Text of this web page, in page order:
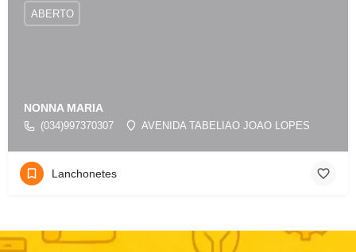
NONNA MARIA
(034)997370307 AVENIDA TABELIAO JOAO LOPES
ABERTO
Lanchonetes